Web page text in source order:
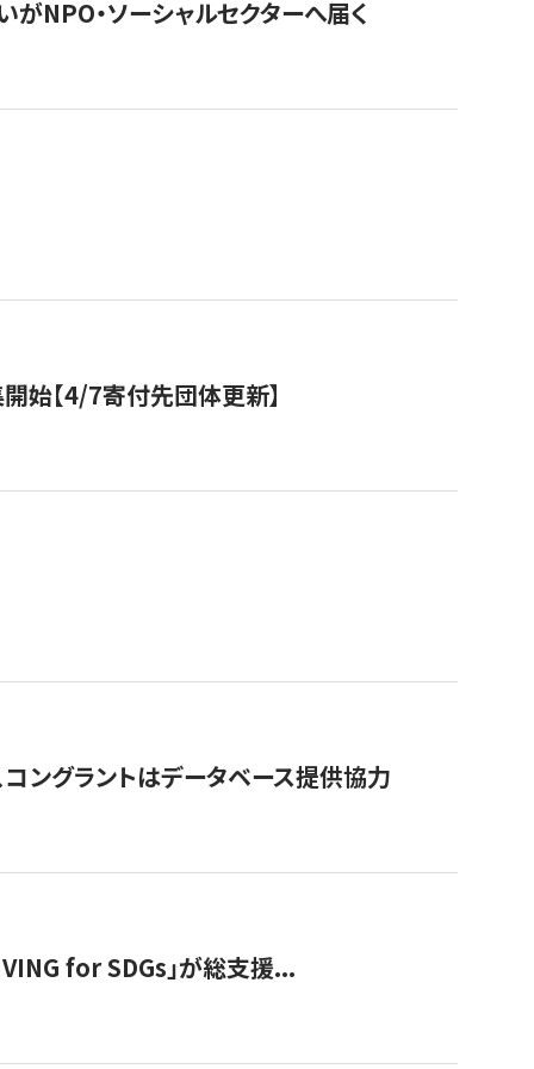
NPO・ソーシャルセクターへ届く
始【4/7寄付先団体更新】
ングラントはデータベース提供協力
for SDGs」が総支援...